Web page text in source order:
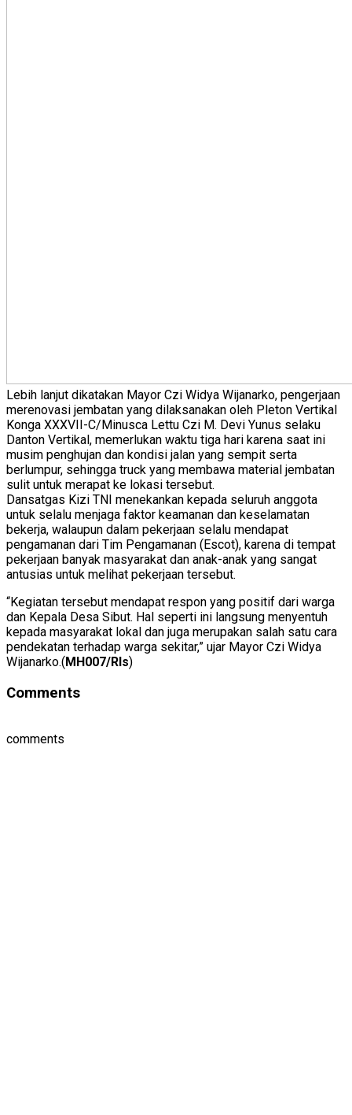
Lebih lanjut dikatakan Mayor Czi Widya Wijanarko, pengerjaan
merenovasi jembatan yang dilaksanakan oleh Pleton Vertikal
Konga XXXVII-C/Minusca Lettu Czi M. Devi Yunus selaku
Danton Vertikal, memerlukan waktu tiga hari karena saat ini
musim penghujan dan kondisi jalan yang sempit serta
berlumpur, sehingga truck yang membawa material jembatan
sulit untuk merapat ke lokasi tersebut.
Dansatgas Kizi TNI menekankan kepada seluruh anggota
untuk selalu menjaga faktor keamanan dan keselamatan
bekerja, walaupun dalam pekerjaan selalu mendapat
pengamanan dari Tim Pengamanan (Escot), karena di tempat
pekerjaan banyak masyarakat dan anak-anak yang sangat
antusias untuk melihat pekerjaan tersebut.
“Kegiatan tersebut mendapat respon yang positif dari warga
dan Kepala Desa Sibut. Hal seperti ini langsung menyentuh
kepada masyarakat lokal dan juga merupakan salah satu cara
pendekatan terhadap warga sekitar,” ujar Mayor Czi Widya
Wijanarko.(MH007/Rls)
Comments
comments